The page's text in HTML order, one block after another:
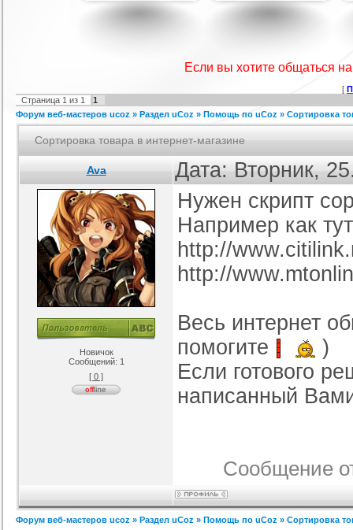
музыкальной
на движке
Шаблон для Ucoz : Irene
Категория :
Сборник лучших шаблонов
уходящего года
Категория :Ucoz
Шаблон для ucoz Wow-Good
Категория :
Оригинальный шаблон сайта
uNI-Lite для uCoz
Категория :Ucoz
Если вы хотите общаться
[
Страница 1 из 1
1
Форум веб-мастеров ucoz » Раздел uCoz » Помощь по uCoz » Сортировка
Сортировка товара в интернет-магазине
Ava Дата: Вторник,
Новичок
Сообщений: 1
[ 0 ]
Нужен скрипт
Например как тут
http://
http://
Весь интернет
помогите
)
Если готового
написанный
Сообщение
Форум веб-мастеров ucoz » Раздел uCoz » Помощь по uCoz » Сортировка